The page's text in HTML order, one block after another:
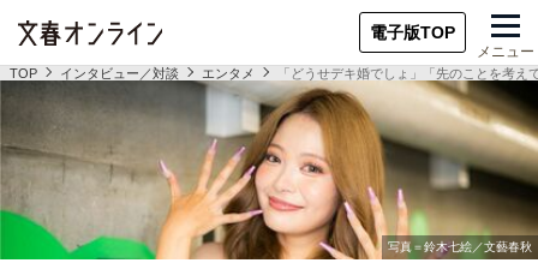
電子版TOP
メニュー
TOP インタビュー／対談 エンタメ 「どうせデキ婚でしょ」「先のことを考